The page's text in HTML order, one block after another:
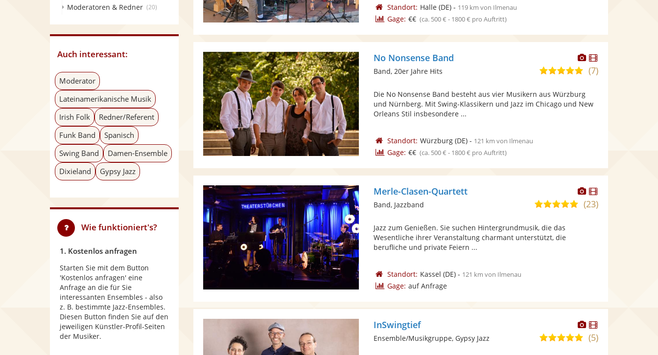
Standort: Halle(DE)- 119 km von Ilmenau
Gage: €€ (ca. 500 € - 1800 € pro Auftritt)
Dieser
Künstler
stellt
Dieser
Künstler
No Nonsense Band
5,0
5
Sternen
(7)
Band, 20er Jahre Hits
Die No Nonsense Band besteht aus vier Musikern aus Würzburg
und Nürnberg. Mit Swing-Klassikern und Jazz im Chicago und New
Orleans Stil insbesondere ...
Standort: Würzburg(DE)- 121 km von Ilmenau
Gage: €€ (ca. 500 € - 1800 € pro Auftritt)
Dieser
Künstler
stellt
Dieser
Künstler
Merle-Clasen-Quartett
4,9(23)
Band, Jazzband
Jazz zum Genießen. Sie suchen Hintergrundmusik, die das
Wesentliche ihrer Veranstaltung charmant unterstützt, die
berufliche und private Feiern ...
Standort: Kassel (DE)- 121 km von Ilmenau
Gage: auf Anfrage
Dieser
Künstler
stellt
Dieser
Künstler
InSwingtief
5,0(5)
Ensemble/Musikgruppe, Gypsy Jazz
Moderatoren & Redner (20)
Auch interessant:
Moderator
Lateinamerikanische Musik
Irish Folk
Redner/Referent
Funk Band
Spanisch
Swing Band
Damen-Ensemble
Dixieland
Gypsy Jazz
Wie funktioniert's?
1. Kostenlos anfragen
Starten Sie mit dem Button
'Kostenlos anfragen' eine
Anfrage an die für Sie
interessanten Ensembles - also
z. B. bestimmte Jazz-Ensembles.
Diesen Button finden Sie auf den
jeweiligen Künstler-Profil-Seiten
der Musiker.